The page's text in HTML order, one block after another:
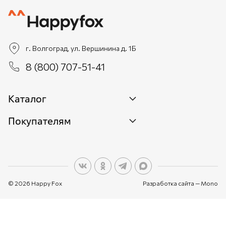
г. Волгоград, ул. Вершинина д. 1Б
8 (800) 707-51-41
Каталог
Новинки
Покупателям
О персональных данных
© 2026 Happy Fox Разработка сайта — Mono